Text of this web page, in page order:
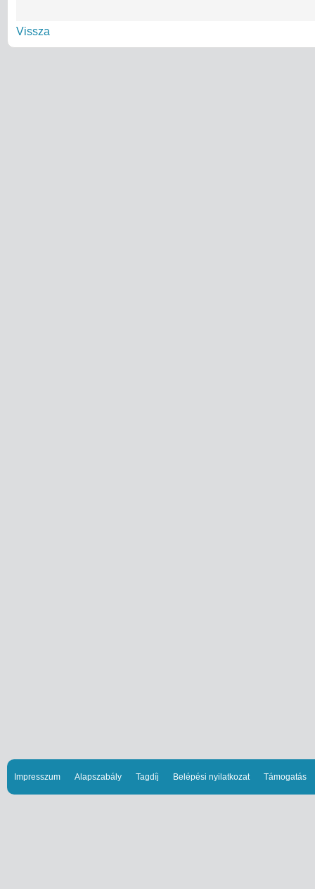
Vissza
Impresszum Alapszabály Tagdíj Belépési nyilatkozat Támogatás